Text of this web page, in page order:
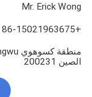
Mr. Erick Wong
+86-15021963675
الصين 200231